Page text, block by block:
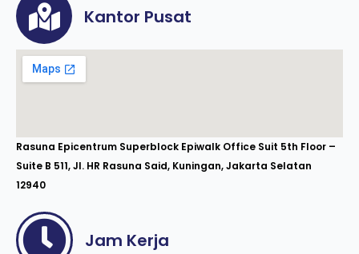
Kantor Pusat
Rasuna Epicentrum Superblock Epiwalk Office Suit 5th Floor –
Suite B 511, Jl. HR Rasuna Said, Kuningan, Jakarta Selatan
12940
Jam Kerja